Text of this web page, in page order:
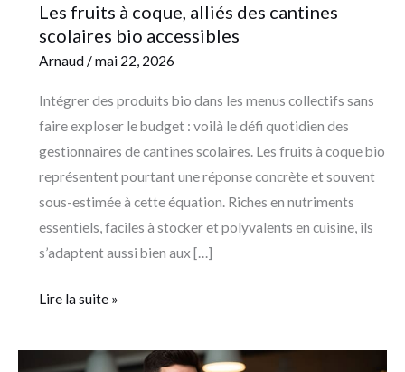
Les fruits à coque, alliés des cantines
scolaires bio accessibles
Arnaud/mai 22, 2026
Intégrer des produits bio dans les menus collectifs sans
faire exploser le budget : voilà le défi quotidien des
gestionnaires de cantines scolaires. Les fruits à coque bio
représentent pourtant une réponse concrète et souvent
sous-estimée à cette équation. Riches en nutriments
essentiels, faciles à stocker et polyvalents en cuisine, ils
s’adaptent aussi bien aux […]
Lire la suite »
Comment